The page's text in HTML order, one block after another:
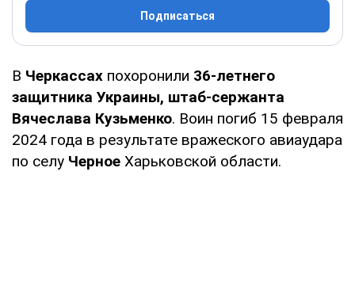
Подписаться
В Черкассах похоронили 36-летнего
защитника Украины, штаб-сержанта
Вячеслава Кузьменко. Воин погиб 15 февраля
2024 года в результате вражеского авиаудара
по селу Черное Харьковской области.